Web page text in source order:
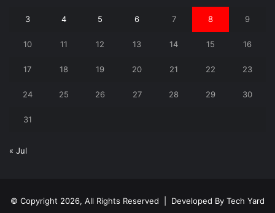
3 4 5 6 7 8 9
10 11 12 13 14 15 16
17 18 19 20 21 22 23
24 25 26 27 28 29 30
31
« Jul
© Copyright 2026, All Rights Reserved | Developed By Tech Yard